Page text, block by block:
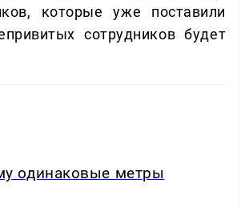
которые уже поставили
сотрудников будет
одинаковые метры